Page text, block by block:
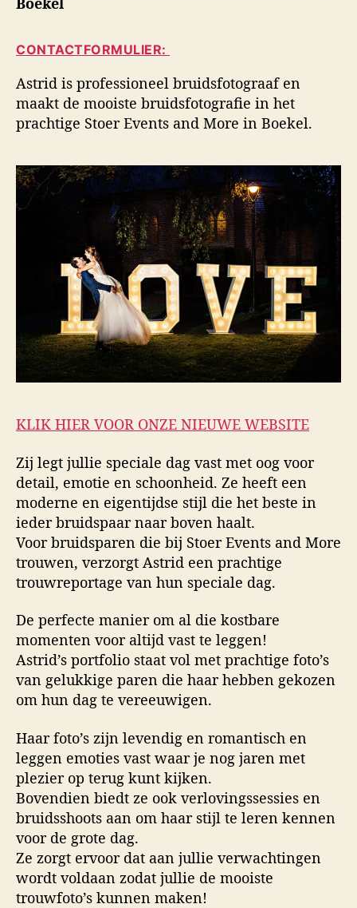
i
f
o
t
o
g
a
f
e
t
u
r
m
CONTACTFORMULIER:
Astrid is professioneel bruidsfotograaf en
maakt de mooiste bruidsfotografie in het
prachtige Stoer Events and More in Boekel.
KLIK HIER VOOR ONZE NIEUWE WEBSITE
Zij legt jullie speciale dag vast met oog voor
detail, emotie en schoonheid. Ze heeft een
moderne en eigentijdse stijl die het beste in
ieder bruidspaar naar boven haalt.
Voor bruidsparen die bij Stoer Events and More
trouwen, verzorgt Astrid een prachtige
trouwreportage van hun speciale dag.
De perfecte manier om al die kostbare
momenten voor altijd vast te leggen!
Astrid’s portfolio staat vol met prachtige foto’s
van gelukkige paren die haar hebben gekozen
om hun dag te vereeuwigen.
Haar foto’s zijn levendig en romantisch en
leggen emoties vast waar je nog jaren met
plezier op terug kunt kijken.
Bovendien biedt ze ook verlovingssessies en
bruidsshoots aan om haar stijl te leren kennen
voor de grote dag.
Ze zorgt ervoor dat aan jullie verwachtingen
wordt voldaan zodat jullie de mooiste
trouwfoto’s kunnen maken!